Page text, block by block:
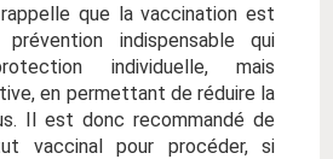
rappelle que la vaccination est
indispensable qui
individuelle, mais
en permettant de réduire la
Il est donc recommandé de
vaccinal pour procéder, si